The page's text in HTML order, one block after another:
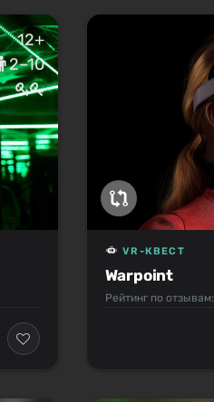
12+
2–10
Warpoint
VR-КВЕСТ
Рейтинг по отзывам: